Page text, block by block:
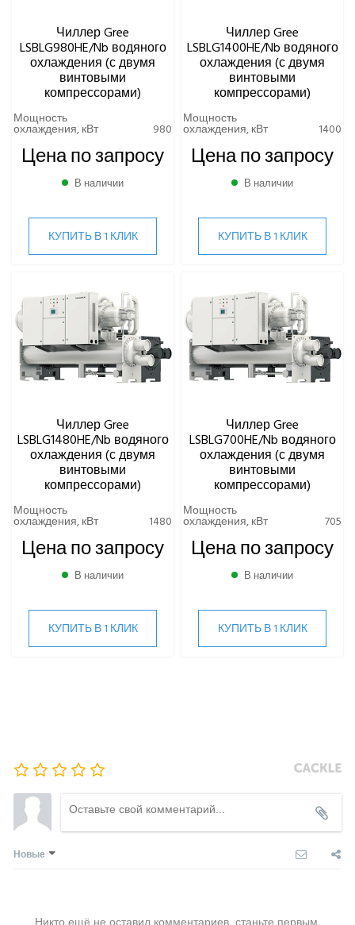
Чиллер Gree
LSBLG980HE/Nb водяного
охлаждения (с двумя
винтовыми
компрессорами)
Мощность
охлаждения, кВт 980
Цена по запросу
В наличии
КУПИТЬ В 1 КЛИК
Чиллер Gree
LSBLG1400HE/Nb водяного
охлаждения (с двумя
винтовыми
компрессорами)
Мощность
охлаждения, кВт 1400
Цена по запросу
В наличии
КУПИТЬ В 1 КЛИК
Чиллер Gree
LSBLG1480HE/Nb водяного
охлаждения (с двумя
винтовыми
компрессорами)
Мощность
охлаждения, кВт 1480
Цена по запросу
В наличии
КУПИТЬ В 1 КЛИК
Чиллер Gree
LSBLG700HE/Nb водяного
охлаждения (с двумя
винтовыми
компрессорами)
Мощность
охлаждения, кВт 705
Цена по запросу
В наличии
КУПИТЬ В 1 КЛИК
Новые
Никто ещё не оставил комментариев, станьте первым.